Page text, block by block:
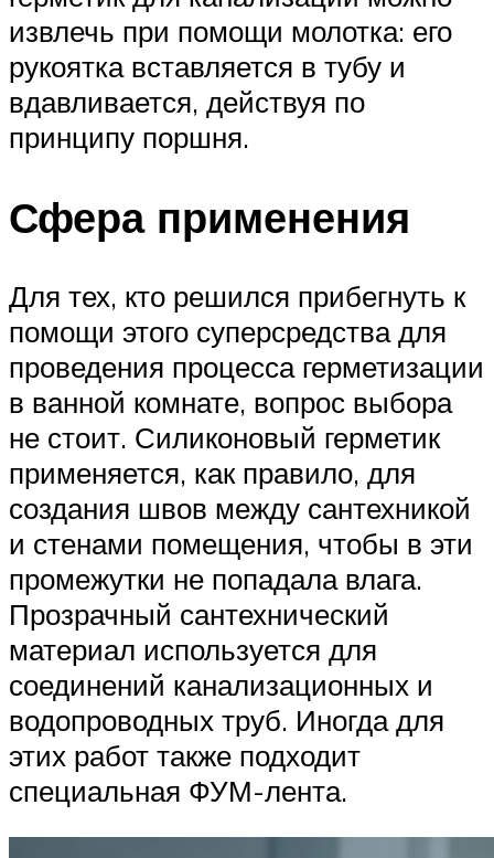
извлечь при помощи молотка: его
рукоятка вставляется в тубу и
вдавливается, действуя по
принципу поршня.
Сфера применения
Для тех, кто решился прибегнуть к
помощи этого суперсредства для
проведения процесса герметизации
в ванной комнате, вопрос выбора
не стоит. Силиконовый герметик
применяется, как правило, для
создания швов между сантехникой
и стенами помещения, чтобы в эти
промежутки не попадала влага.
Прозрачный сантехнический
материал используется для
соединений канализационных и
водопроводных труб. Иногда для
этих работ также подходит
специальная ФУМ-лента.